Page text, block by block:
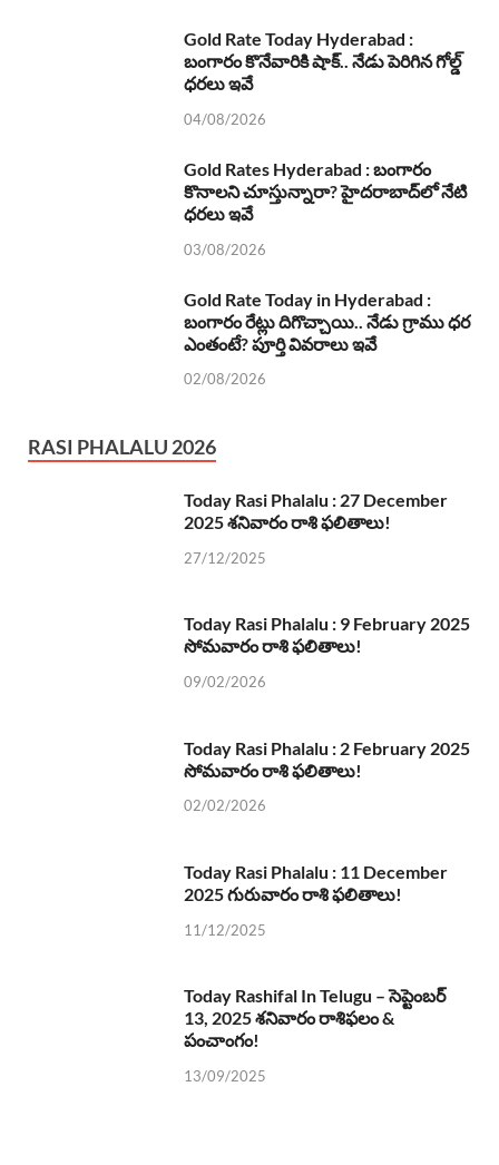
Gold Rate Today Hyderabad :
బంగారం కొనేవారికి షాక్.. నేడు పెరిగిన గోల్డ్
ధరలు ఇవే
04/08/2026
Gold Rates Hyderabad : బంగారం
కొనాలని చూస్తున్నారా? హైదరాబాద్‌లో నేటి
ధరలు ఇవే
03/08/2026
Gold Rate Today in Hyderabad :
బంగారం రేట్లు దిగొచ్చాయి.. నేడు గ్రాము ధర
ఎంతంటే? పూర్తి వివరాలు ఇవే
02/08/2026
RASI PHALALU 2026
Today Rasi Phalalu : 27 December
2025 శనివారం రాశి ఫలితాలు!
27/12/2025
Today Rasi Phalalu : 9 February 2025
సోమవారం రాశి ఫలితాలు!
09/02/2026
Today Rasi Phalalu : 2 February 2025
సోమవారం రాశి ఫలితాలు!
02/02/2026
Today Rasi Phalalu : 11 December
2025 గురువారం రాశి ఫలితాలు!
11/12/2025
Today Rashifal In Telugu – సెప్టెంబర్
13, 2025 శనివారం రాశిఫలం &
పంచాంగం!
13/09/2025